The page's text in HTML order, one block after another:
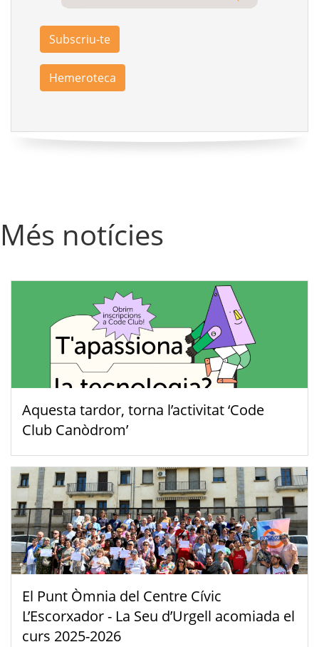
Subscriu-te
Hemeroteca
Més notícies
Aquesta tardor, torna l’activitat ‘Code
Club Canòdrom’
El Punt Òmnia del Centre Cívic
L’Escorxador - La Seu d’Urgell acomiada el
curs 2025-2026